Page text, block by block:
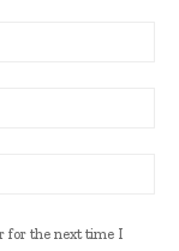
for the next time I